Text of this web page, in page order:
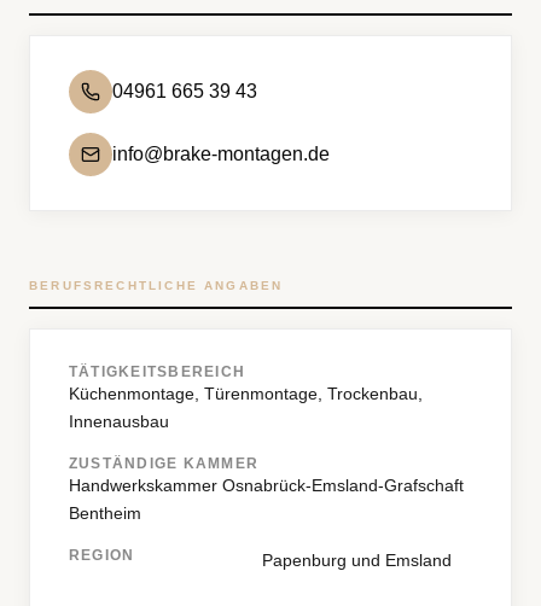
04961 665 39 43
info@brake-montagen.de
BERUFSRECHTLICHE ANGABEN
TÄTIGKEITSBEREICH
Küchenmontage, Türenmontage, Trockenbau,
Innenausbau
ZUSTÄNDIGE KAMMER
Handwerkskammer Osnabrück-Emsland-Grafschaft
Bentheim
REGION Papenburg und Emsland